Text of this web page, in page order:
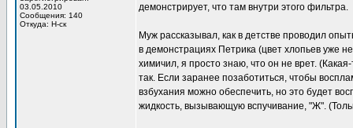
03.05.2010
Сообщения: 140
Откуда: Н-ск
демонстрирует, что там внутри этого фильтра.
Муж рассказывал, как в детстве проводил
в демонстрациях Петрика (цвет хлопьев уже
химичил, я просто знаю, что он не врет.
так. Если заранее позаботиться, чтобы
взбухания можно обеспечить, но это будет
жидкость, вызывающую вспучивание, "Ж".